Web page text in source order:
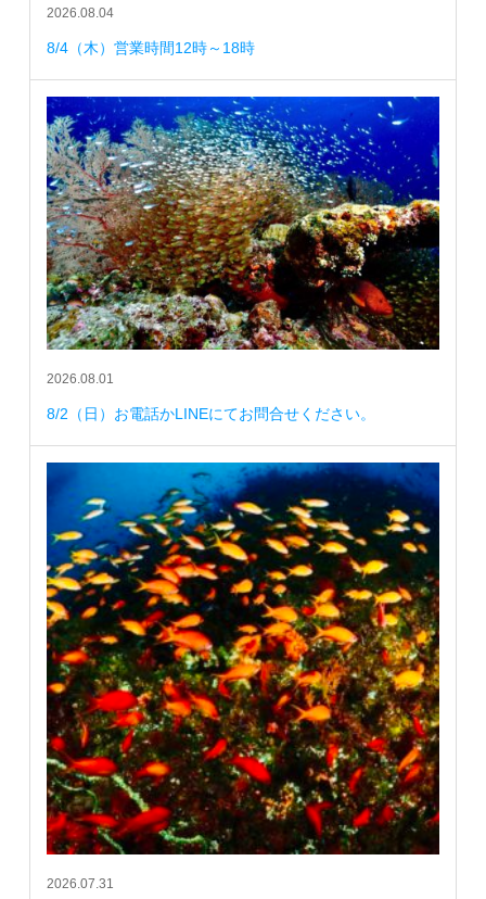
2026.08.04
8/4（木）営業時間12時～18時
2026.08.01
8/2（日）お電話かLINEにてお問合せください。
2026.07.31